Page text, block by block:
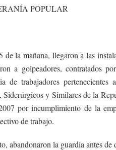
POPULAR
la mañana, llegaron a las
a golpeadores, contratados
de trabajadores
Siderúrgicos y Similares de la
por incumplimiento de la
de trabajo.
abandonaron la guardia antes de